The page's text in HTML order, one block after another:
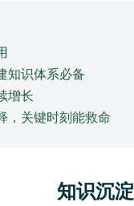
知识体系必备
增长
，关键时刻能救命
知识沉淀